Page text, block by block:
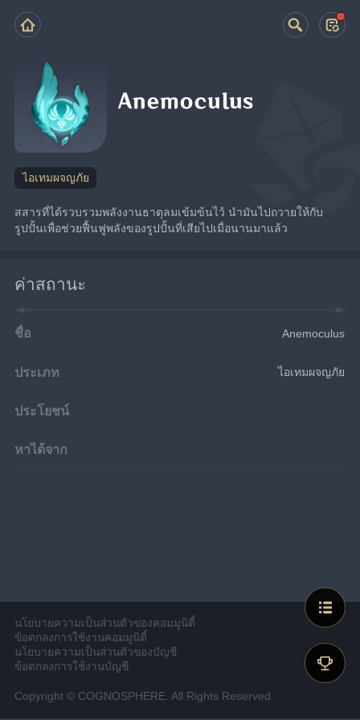
Anemoculus
ไอเทมผจญภัย
สสารที่ได้รวบรวมพลังงานธาตุลมเข้มข้นไว้ นำมันไปถวายให้กับ
รูปปั้นเพื่อช่วยฟื้นฟูพลังของรูปปั้นที่เสียไปเมื่อนานมาแล้ว
ค่าสถานะ
ชื่อ Anemoculus
ประเภท ไอเทมผจญภัย
ประโยชน์
หาได้จาก
นโยบายความเป็นส่วนตัวของคอมมูนิตี้
ข้อตกลงการใช้งานคอมมูนิตี้
นโยบายความเป็นส่วนตัวของบัญชี
ข้อตกลงการใช้งานบัญชี
Copyright © COGNOSPHERE. All Rights Reserved.